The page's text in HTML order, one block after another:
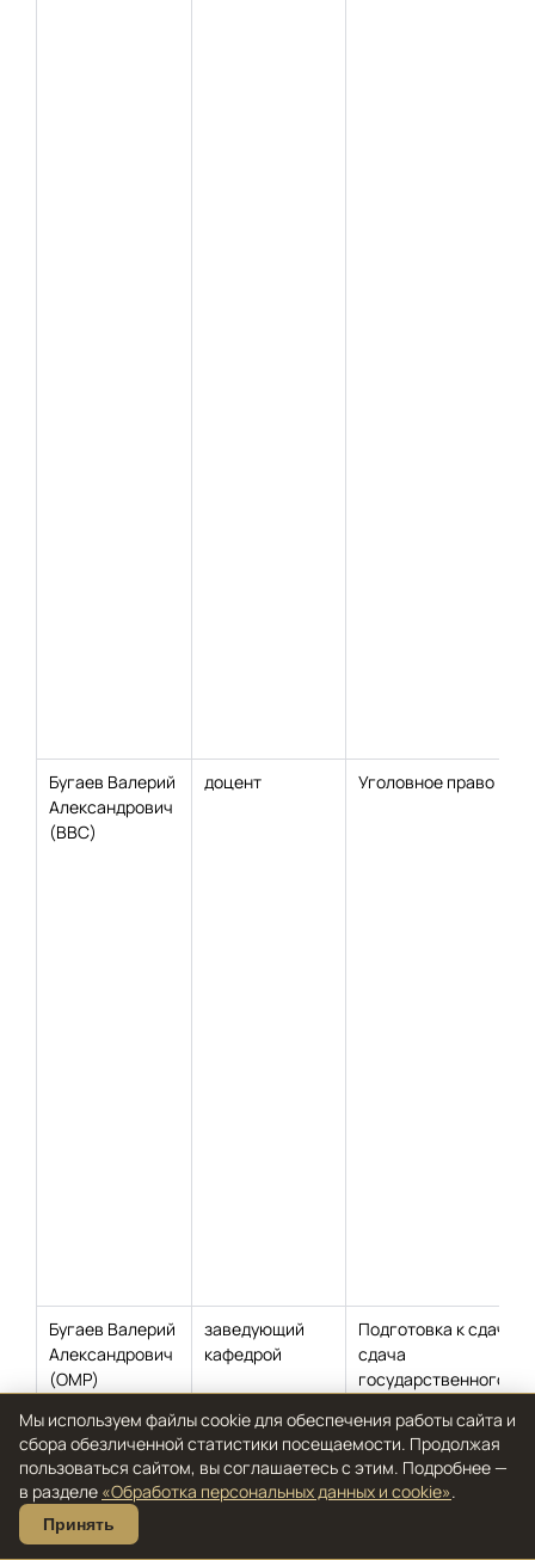
Бугаев Валерий
Александрович
(ВВС)
доцент Уголовное право
Бугаев Валерий
Александрович
(ОМР)
заведующий
кафедрой
Подготовка к сдаче и
сдача
государственного
экзамена
Мы используем файлы cookie для обеспечения работы сайта и
сбора обезличенной статистики посещаемости. Продолжая
пользоваться сайтом, вы соглашаетесь с этим. Подробнее —
в разделе «Обработка персональных данных и cookie».
Принять